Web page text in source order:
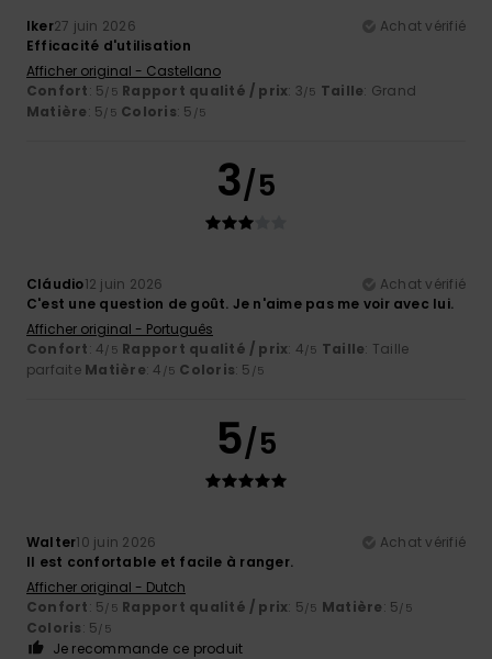
Iker27 juin 2026
Achat vérifié
Efficacité d'utilisation
Afficher original - Castellano
Confort: 5/5 Rapport qualité / prix: 3/5 Taille: Grand
Matière: 5/5 Coloris: 5 /5
3/5
Cláudio12 juin 2026
Achat vérifié
C'est une question de goût. Je n'aime pas me voir avec lui.
Afficher original - Português
Confort: 4/5 Rapport qualité / prix: 4/5 Taille: Taille
parfaite Matière: 4 /5 Coloris: 5 /5
5/5
Walter10 juin 2026
Achat vérifié
Il est confortable et facile à ranger.
Afficher original - Dutch
Confort: 5/5 Rapport qualité / prix: 5/5 Matière: 5/5
Coloris: 5/5
Je recommande ce produit